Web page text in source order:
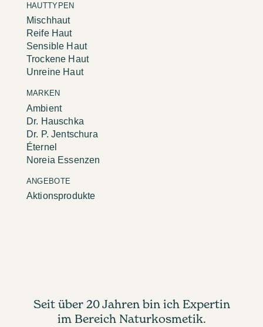
HAUTTYPEN
Mischhaut
Reife Haut
Sensible Haut
Trockene Haut
Unreine Haut
MARKEN
Ambient
Dr. Hauschka
Dr. P. Jentschura
Éternel
Noreia Essenzen
ANGEBOTE
Aktionsprodukte
Seit über 20 Jahren bin ich Expertin
im Bereich Naturkosmetik.